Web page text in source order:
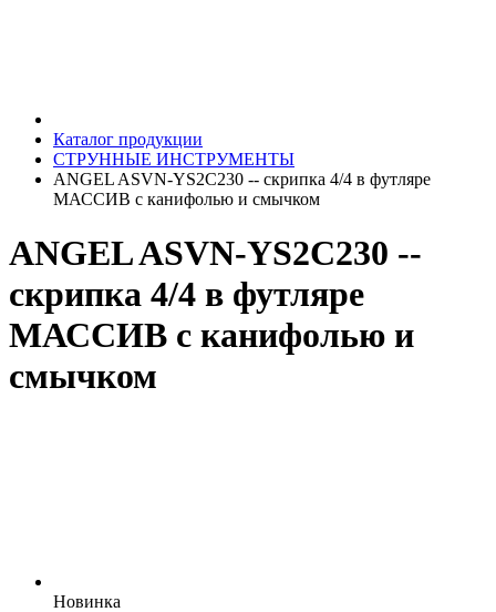
Каталог продукции
СТРУННЫЕ ИНСТРУМЕНТЫ
ANGEL ASVN-YS2C230 -- скрипка 4/4 в футляре
МАССИВ с канифолью и смычком
ANGEL ASVN-YS2C230 --
скрипка 4/4 в футляре
МАССИВ с канифолью и
смычком
Новинка